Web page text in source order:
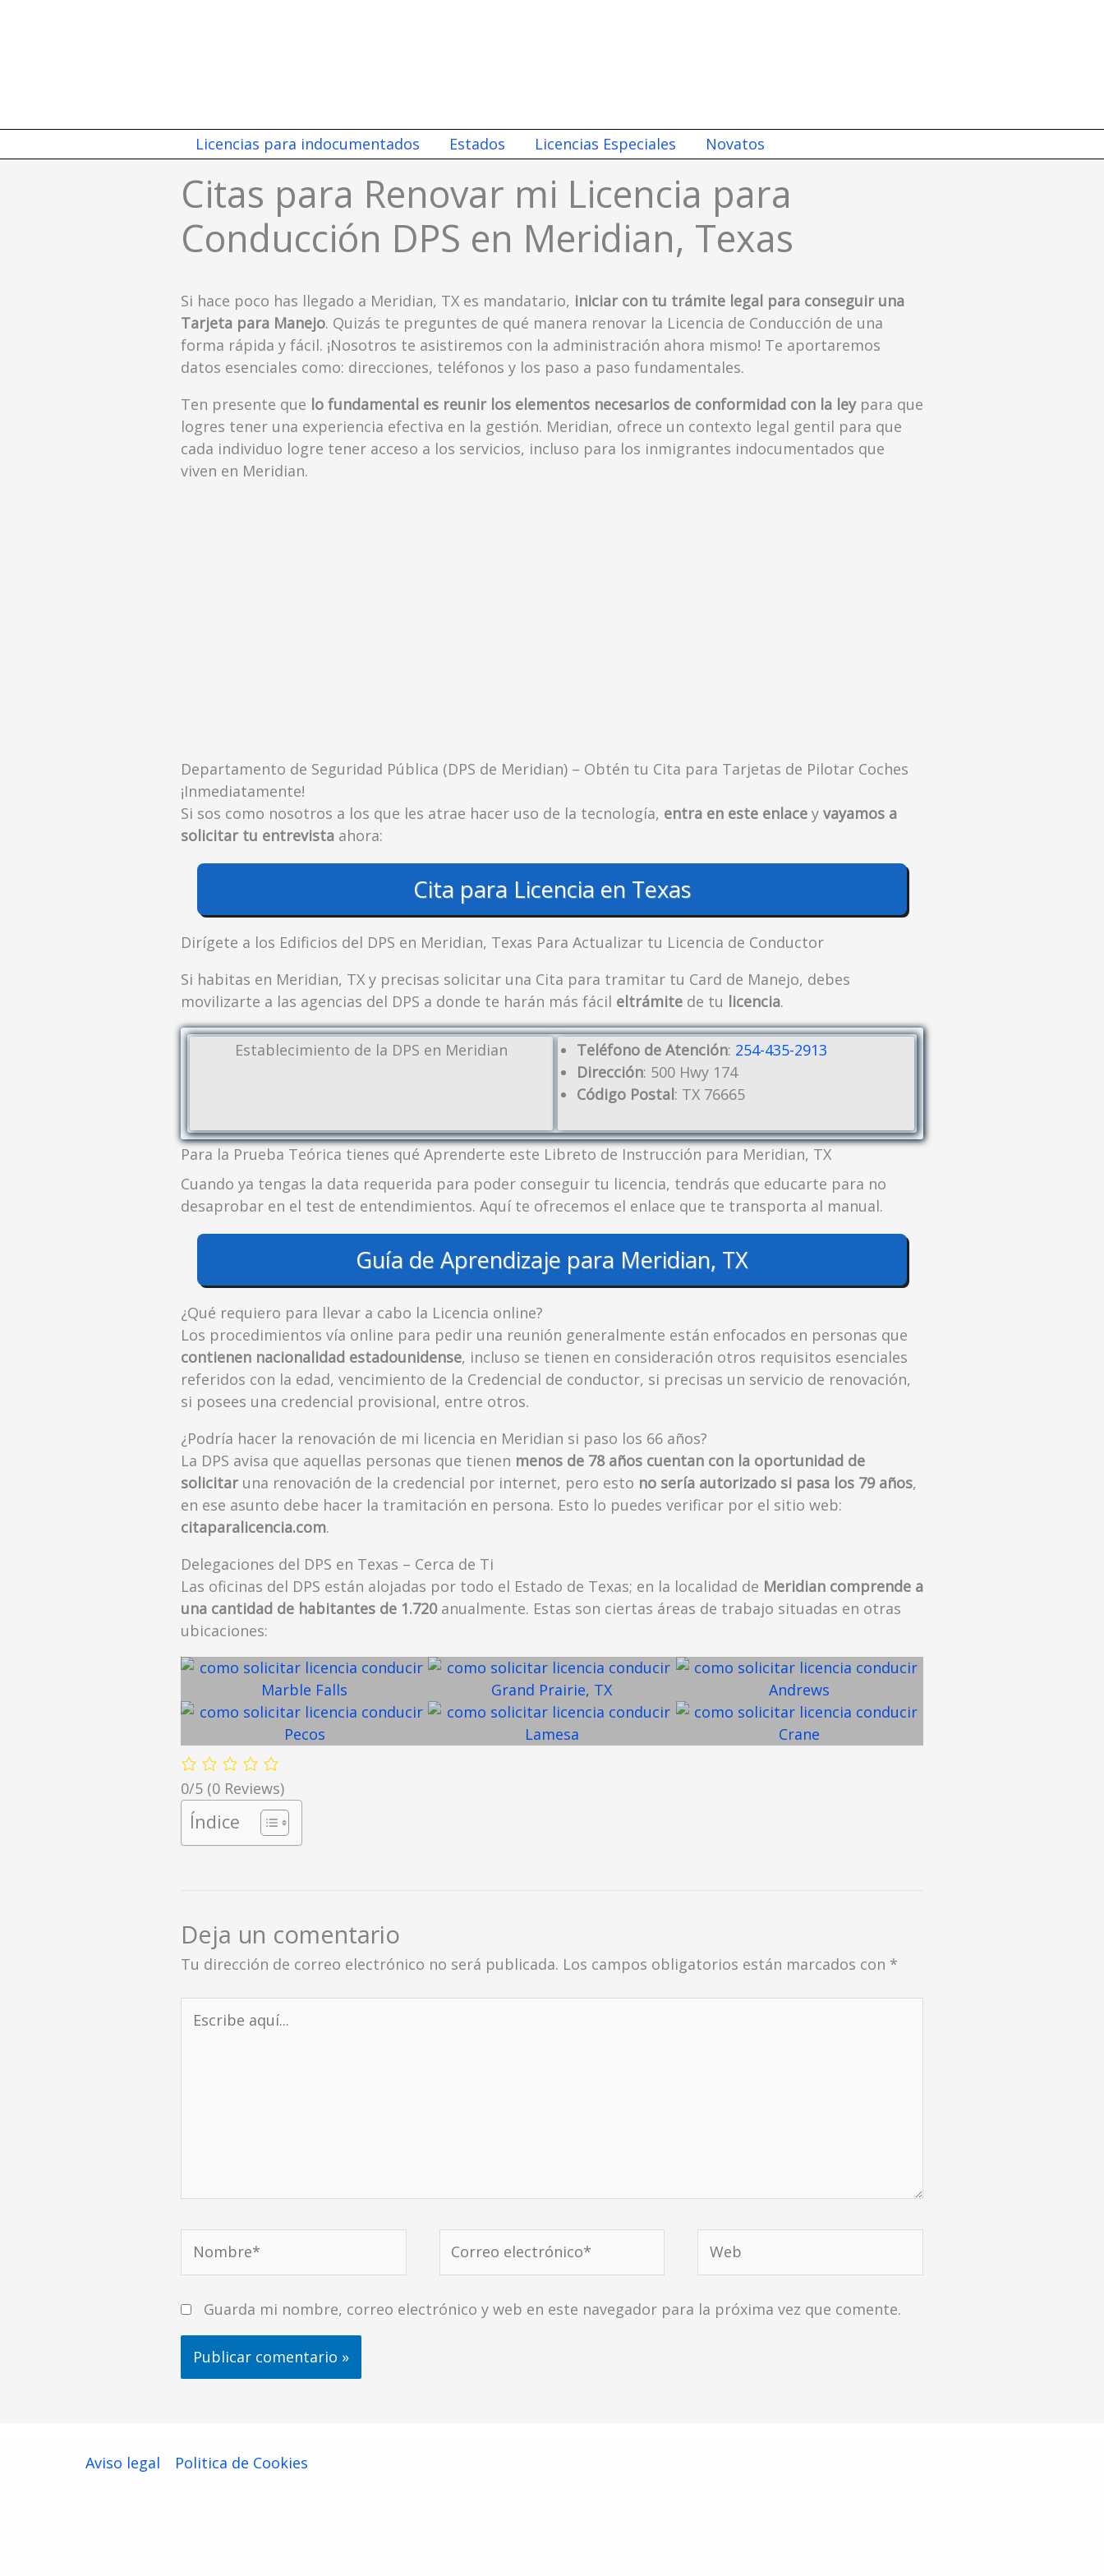
Licencias para indocumentados Estados Licencias Especiales Novatos
Citas para Renovar mi Licencia para
Conducción DPS en Meridian, Texas
Si hace poco has llegado a Meridian, TX es mandatario, iniciar con tu trámite legal para conseguir una
Tarjeta para Manejo. Quizás te preguntes de qué manera renovar la Licencia de Conducción de una
forma rápida y fácil. ¡Nosotros te asistiremos con la administración ahora mismo! Te aportaremos
datos esenciales como: direcciones, teléfonos y los paso a paso fundamentales.
Ten presente que lo fundamental es reunir los elementos necesarios de conformidad con la leypara que
logres tener una experiencia efectiva en la gestión. Meridian, ofrece un contexto legal gentil para que
cada individuo logre tener acceso a los servicios, incluso para los inmigrantes indocumentados que
viven en Meridian.
Departamento de Seguridad Pública (DPS de Meridian) – Obtén tu Cita para Tarjetas de Pilotar Coches
¡Inmediatamente!
Si sos como nosotros a los que les atrae hacer uso de la tecnología, entra en este enlace y vayamos a
solicitar tu entrevista ahora:
Cita para Licencia en Texas
Dirígete a los Edificios del DPS en Meridian, Texas Para Actualizar tu Licencia de Conductor
Si habitas en Meridian, TX y precisas solicitar una Cita para tramitar tu Card de Manejo, debes
movilizarte a las agencias del DPS a donde te harán más fácil eltrámite de tu licencia.
Establecimiento de la DPS en Meridian Teléfono de Atención: 254-435-2913
Dirección: 500 Hwy 174
Código Postal: TX 76665
Para la Prueba Teórica tienes qué Aprenderte este Libreto de Instrucción para Meridian, TX
Cuando ya tengas la data requerida para poder conseguir tu licencia, tendrás que educarte para no
desaprobar en el test de entendimientos. Aquí te ofrecemos el enlace que te transporta al manual.
Guía de Aprendizaje para Meridian, TX
¿Qué requiero para llevar a cabo la Licencia online?
Los procedimientos vía online para pedir una reunión generalmente están enfocados en personas que
contienen nacionalidad estadounidense, incluso se tienen en consideración otros requisitos esenciales
referidos con la edad, vencimiento de la Credencial de conductor, si precisas un servicio de renovación,
si posees una credencial provisional, entre otros.
¿Podría hacer la renovación de mi licencia en Meridian si paso los 66 años?
La DPS avisa que aquellas personas que tienen menos de 78 años cuentan con la oportunidad de
solicitaruna renovación de la credencial por internet, pero esto no sería autorizado si pasa los 79 años,
en ese asunto debe hacer la tramitación en persona. Esto lo puedes verificar por el sitio web:
citaparalicencia.com.
Delegaciones del DPS en Texas – Cerca de Ti
Las oficinas del DPS están alojadas por todo el Estado de Texas; en la localidad de Meridian comprende a
una cantidad de habitantes de 1.720anualmente. Estas son ciertas áreas de trabajo situadas en otras
ubicaciones:
0/5 (0 Reviews)
Índice
Deja un comentario
Tu dirección de correo electrónico no será publicada. Los campos obligatorios están marcados con *
aquí...
electrónico*
Guarda mi nombre, correo electrónico y web en este navegador para la próxima vez que comente.
Aviso legal Politica de Cookies